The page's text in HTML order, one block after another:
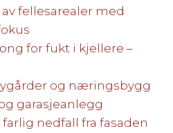
fellesarealer med
for fukt i kjellere –
og næringsbygg
garasjeanlegg
nedfall fra fasaden